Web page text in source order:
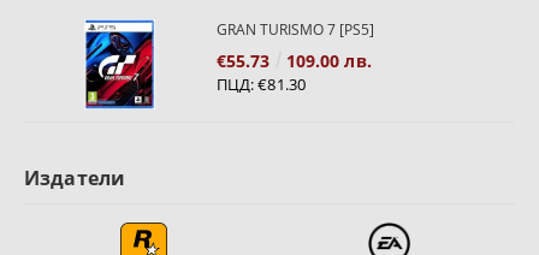
GRAN TURISMO 7 [PS5]
€55.73 109.00 лв.
ПЦД:€81.30
Издатели